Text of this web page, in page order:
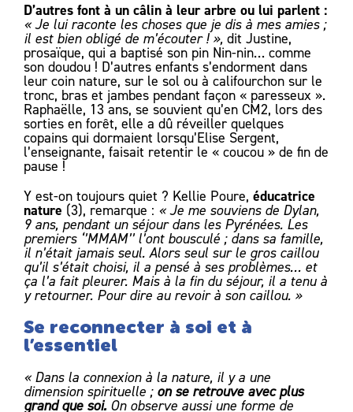
D’autres font à un câlin à leur arbre ou lui parlent :
« Je lui raconte les choses que je dis à mes amies ;
il est bien obligé de m’écouter ! », dit Justine,
prosaïque, qui a baptisé son pin Nin-nin… comme
son doudou ! D’autres enfants s’endorment dans
leur coin nature, sur le sol ou à califourchon sur le
tronc, bras et jambes pendant façon « paresseux ».
Raphaëlle, 13 ans, se souvient qu’en CM2, lors des
sorties en forêt, elle a dû réveiller quelques
copains qui dormaient lorsqu’Elise Sergent,
l’enseignante, faisait retentir le « coucou » de fin de
pause !
Y est-on toujours quiet ? Kellie Poure, éducatrice
nature (3), remarque : « Je me souviens de Dylan,
9 ans, pendant un séjour dans les Pyrénées. Les
premiers ‘’MMAM’’ l’ont bousculé ; dans sa famille,
il n’était jamais seul. Alors seul sur le gros caillou
qu’il s’était choisi, il a pensé à ses problèmes… et
ça l’a fait pleurer. Mais à la fin du séjour, il a tenu à
y retourner. Pour dire au revoir à son caillou. »
Se reconnecter à soi et à
l’essentiel
« Dans la connexion à la nature, il y a une
dimension spirituelle ; on se retrouve avec plus
grand que soi. On observe aussi une forme de